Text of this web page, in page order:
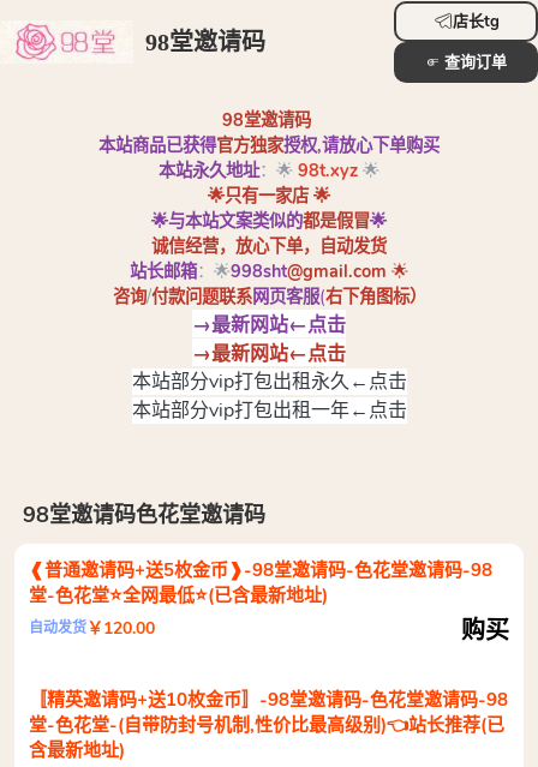
98堂邀请码
店长tg
查询订单
98堂邀请码
本站商品已获得官方独家授权,请放心下单购买
本站永久地址：🌟 98t.xyz 🌟
🌟只有一家店 🌟
🌟与本站文案类似的都是假冒🌟
诚信经营，放心下单，自动发货
站长邮箱：🌟998sht@gmail.com 🌟
咨询/付款问题联系网页客服(右下角图标）
→最新网站←点击
→最新网站←点击
本站部分vip打包出租永久←点击
本站部分vip打包出租一年←点击
98堂邀请码色花堂邀请码
❰普通邀请码+送5枚金币❱-98堂邀请码-色花堂邀请码-98
堂-色花堂⭐全网最低⭐(已含最新地址)
自动发货￥120.00 购买
〚精英邀请码+送10枚金币〛-98堂邀请码-色花堂邀请码-98
堂-色花堂-(自带防封号机制,性价比最高级别)👈站长推荐(已
含最新地址)